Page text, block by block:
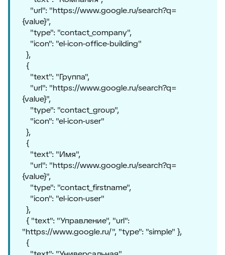
"url": "https://www.google.ru/search?q=
{value}",
"type": "contact_company",
"icon": "el-icon-office-building"
},
{
"text": "Группа",
"url": "https://www.google.ru/search?q=
{value}",
"type": "contact_group",
"icon": "el-icon-user"
},
{
"text": "Имя",
"url": "https://www.google.ru/search?q=
{value}",
"type": "contact_firstname",
"icon": "el-icon-user"
},
{ "text": "Управление", "url":
"https://www.google.ru/", "type": "simple" },
{